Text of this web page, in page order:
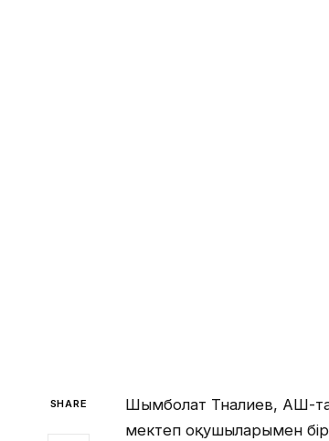
SHARE
Шымболат Тналиев, АҚШ-
мектеп оқушыларымен